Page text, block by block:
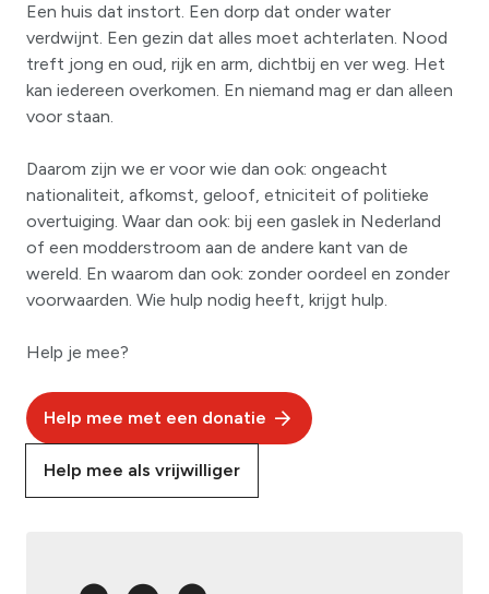
Een huis dat instort. Een dorp dat onder water
verdwijnt. Een gezin dat alles moet achterlaten. Nood
treft jong en oud, rijk en arm, dichtbij en ver weg. Het
kan iedereen overkomen. En niemand mag er dan alleen
voor staan.
Daarom zijn we er voor wie dan ook: ongeacht
nationaliteit, afkomst, geloof, etniciteit of politieke
overtuiging. Waar dan ook: bij een gaslek in Nederland
of een modderstroom aan de andere kant van de
wereld. En waarom dan ook: zonder oordeel en zonder
voorwaarden. Wie hulp nodig heeft, krijgt hulp.
Help je mee?
Help mee met een donatie
Help mee als vrijwilliger